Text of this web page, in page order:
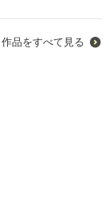
作品をすべて見る